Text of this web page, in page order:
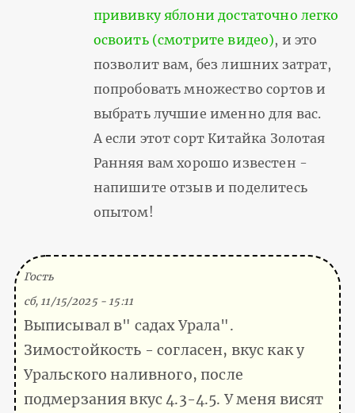
прививку яблони достаточно легко
освоить (смотрите видео), и это
позволит вам, без лишних затрат,
попробовать множество сортов и
выбрать лучшие именно для вас.
А если этот сорт Китайка Золотая
Ранняя вам хорошо известен -
напишите отзыв и поделитесь
опытом!
Гость
сб, 11/15/2025 - 15:11
Выписывал в" садах Урала".
Зимостойкость - согласен, вкус как у
Уральского наливного, после
подмерзания вкус 4.3-4.5. У меня висят